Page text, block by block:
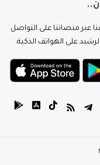
عبر منصاتنا على التواصل
على الهواتف الذكية.